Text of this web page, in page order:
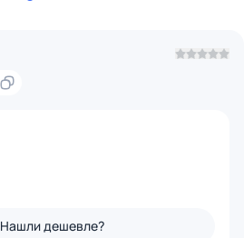
Нашли дешевле?